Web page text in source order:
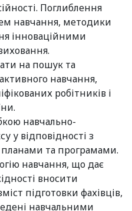
Поглиблення
навчання, методики
інноваційними
на пошук та
навчання,
робітників і
навчально-
у відповідності з
та програмами.
навчання, що дає
вносити
підготовки фахівців,
навчальними